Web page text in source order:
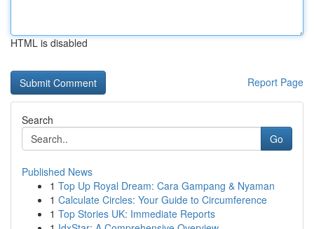
HTML is disabled
Report Page
Search
Go
Published News
1 Top Up Royal Dream: Cara Gampang & Nyaman
1 Calculate Circles: Your Guide to Circumference
1 Top Stories UK: Immediate Reports